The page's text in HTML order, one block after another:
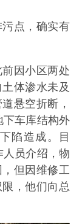
点，确实有
因小区两处
体渗水未及
悬空折断，
下车库结构外
陷造成。目
人员介绍，物
但因维修工
，他们向总